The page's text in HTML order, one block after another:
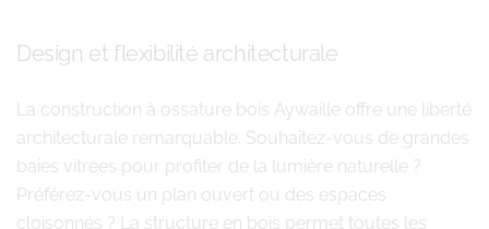
Design et flexibilité architecturale
La construction à ossature bois Aywaille offre une liberté
architecturale remarquable. Souhaitez-vous de grandes
baies vitrées pour profiter de la lumière naturelle ?
Préférez-vous un plan ouvert ou des espaces
cloisonnés ? La structure en bois permet toutes les